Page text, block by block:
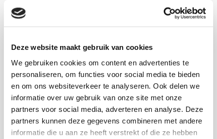
Deze website maakt gebruik van cookies
We gebruiken cookies om content en advertenties te
personaliseren, om functies voor social media te bieden
en om ons websiteverkeer te analyseren. Ook delen we
informatie over uw gebruik van onze site met onze
partners voor social media, adverteren en analyse. Deze
partners kunnen deze gegevens combineren met andere
informatie die u aan ze heeft verstrekt of die ze hebben
onderzoeksubsidie van het ministerie van Veiligheid en
handen van de Leerstoel Burgerschap en Veiligheid
van de Vrije Universiteit. Op woensdagochtend 18 april
2012 organiseerde DMO (afdeling Burgerschap en
Veiligheid) in Pakhuis de Zwijger een stadsbrede